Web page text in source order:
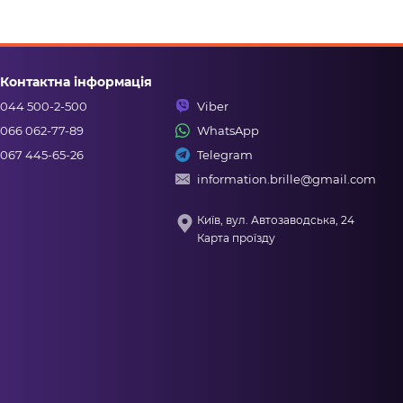
Контактна інформація
044 500-2-500
066 062-77-89
067 445-65-26
Viber
WhatsApp
Telegram
information.brille@gmail.com
Київ, вул. Автозаводська, 24
Карта проїзду